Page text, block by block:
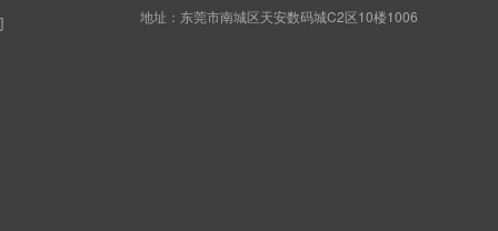
地址：东莞市南城区天安数码城C2区10楼1006